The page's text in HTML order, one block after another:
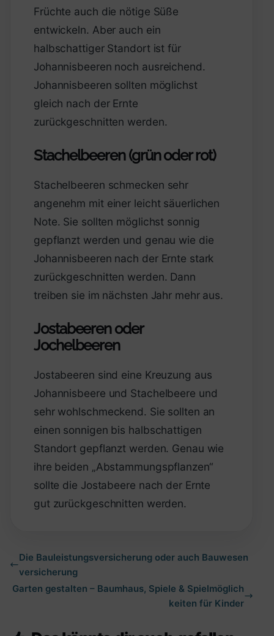
Früchte auch die nötige Süße
entwickeln. Aber auch ein
halbschattiger Standort ist für
Johannisbeeren noch ausreichend.
Johannisbeeren sollten möglichst
gleich nach der Ernte
zurückgeschnitten werden.
Stachelbeeren (grün oder rot)
Stachelbeeren schmecken sehr
angenehm mit einer leicht säuerlichen
Note. Sie sollten möglichst sonnig
gepflanzt werden und genau wie die
Johannisbeeren nach der Ernte stark
zurückgeschnitten werden. Dann
treiben sie im nächsten Jahr mehr aus.
Jostabeeren oder
Jochelbeeren
Jostabeeren sind eine Kreuzung aus
Johannisbeere und Stachelbeere und
sehr wohlschmeckend. Sie sollten an
einen sonnigen bis halbschattigen
Standort gepflanzt werden. Genau wie
ihre beiden „Abstammungspflanzen“
sollte die Jostabeere nach der Ernte
gut zurückgeschnitten werden.
Die Bauleistungsversicherung oder auch Bauwesen
versicherung
Garten gestalten – Baumhaus, Spiele & Spielmöglich
keiten für Kinder